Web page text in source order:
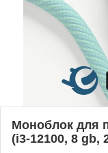
Моноблок для
(i3-12100, 8 gb,